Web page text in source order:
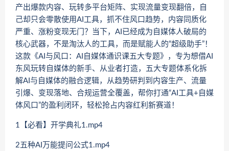
产出爆款内容、玩转多平台矩阵、实现流量变现翻倍，自
己却只会零散使用AI工具，抓不住风口趋势，内容同质化
严重、涨粉变现无门？当下，AI已经成为自媒体人破局的
核心武器，不是淘汰人的工具，而是赋能人的“超级助手”！
这款《AI与风口：AI自媒体通识课五大专题》，专为想借AI
东风玩转自媒体的新手、从业者打造，五大专题体系化拆
解AI与自媒体的融合逻辑，从趋势研判到内容生产、流量
引爆、变现落地、合规运营全覆盖，帮你打通“AI工具+自媒
体风口”的盈利闭环，轻松抢占内容红利新赛道！
1【必看】开学典礼1.mp4
2五种AI万能提问公式1.mp4